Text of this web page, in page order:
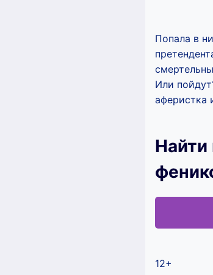
Попала в
Или
аферистка
Найти
12+